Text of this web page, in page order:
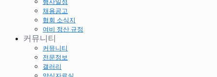
채용공고
협회 소식지
여비 정산 규정
커뮤니티
커뮤니티
전문정보
갤러리